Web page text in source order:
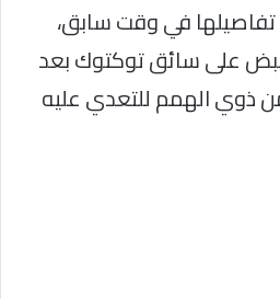
في وقت سابق،
على سائق توكتوك بعد
ذوي الهمم للتعدي عليه